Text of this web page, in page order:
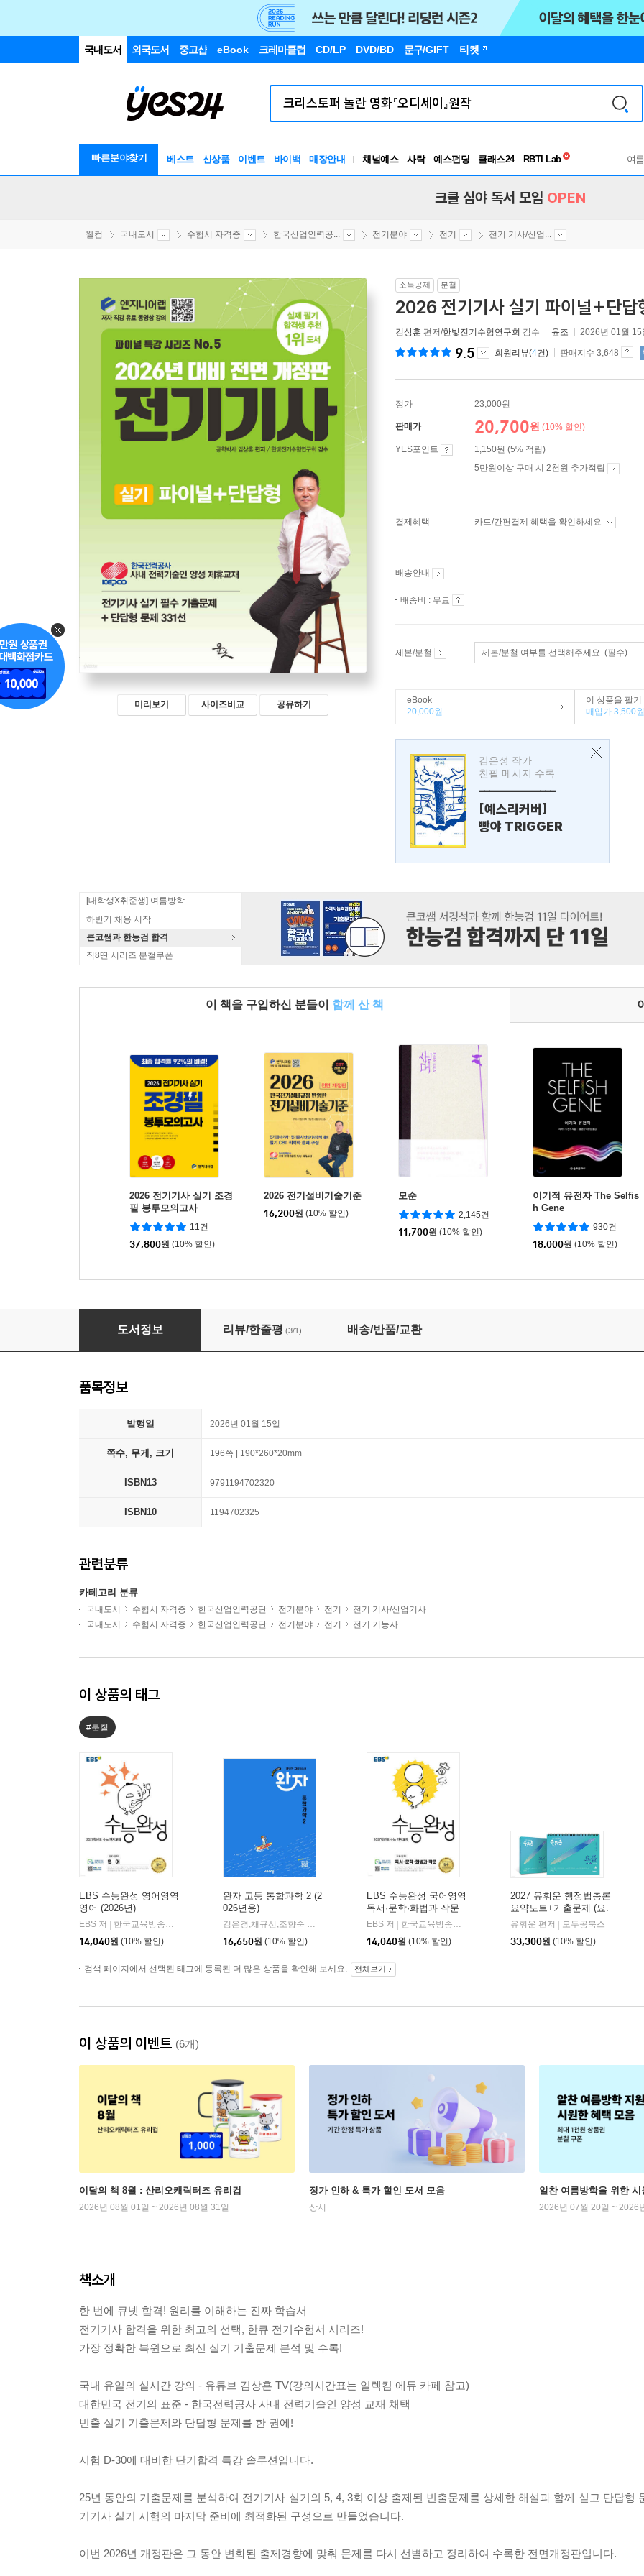
국내도서 외국도서 중고샵 eBook 크레마클럽 CD/LP DVD/BD 문구/GIFT 티켓
빠른분야찾기 베스트 신상품 이벤트 바이백 매장안내 채널예스 사락 예스펀딩 클래스24
독서유형검사
여
크클 심야 독서 모임 OPEN
웰컴 국내도서 수험서 자격증 한국산업인력공... 전기분야 전기 전기 기사/산업...
미리보기 사이즈비교 공유하기
소득공제 분철
2026 전기기사 실기 파이널+단답
김상훈 편저/한빛전기수험연구회 감수 윤조 2026년 01월 15
9.5 회원리뷰(4건) 판매지수 3,648
정가 23,000원
판매가 20,700원 (10% 할인)
YES포인트
1,150원 (5% 적립)
5만원이상 구매 시 2천원 추가적립
결제혜택 카드/간편결제 혜택을 확인하세요
배송안내
배송비 : 무료
제본/분철 제본/분철 여부를 선택해주세요. (필수)
eBook
20,000원
이 상품을 팔기
매입가 3,500원
김은성 작가
친필 메시지 수록
---------------
[예스리커버]
빵야 TRIGGER
[대학생X취준생] 여름방학
하반기 채용 시작
큰코쌤과 한능검 합격
직8딴 시리즈 분철쿠폰
이 책을 구입하신 분들이 함께 산 책
2026 전기기사 실기 조경
필 봉투모의고사
11건
37,800원 (10% 할인)
2026 전기설비기술기준
16,200원 (10% 할인)
모순
2,145건
11,700원 (10% 할인)
이기적 유전자 The Selfis
h Gene
930건
18,000원 (10% 할인)
2026 전기기사 실기 파이널+단답형
도서정보 리뷰/한줄평 (3/1) 배송/반품/교환
품목정보
발행일 2026년 01월 15일
쪽수, 무게, 크기 196쪽 | 190*260*20mm
ISBN13 9791194702320
ISBN10 1194702325
관련분류
카테고리 분류
국내도서 수험서 자격증 한국산업인력공단 전기분야 전기
전기 기사/산업기사
국내도서
수험서 자격증 한국산업인력공단 전기분야 전기 전기 기능사
이 상품의 태그
#분철
EBS 수능완성 영어영역
영어 (2026년)
EBS 저
한국교육방송공사
14,040원 (10% 할인)
완자 고등 통합과학 2 (2
026년용)
김은경,채규선,조향숙 등저
16,650원 (10% 할인)
EBS 수능완성 국어영역
독서·문학·화법과 작문
(2026년)
EBS 저
한국교육방송공사
14,040원 (10% 할인)
2027 유휘운 행정법총론
요약노트+기출문제 (요.
플.)
유휘운 편저
모두공북스
33,300원 (10% 할인)
검색 페이지에서 선택된 태그에 등록된 더 많은 상품을 확인해 보세요. 전체보기
이 상품의 이벤트 (6개)
이달의 책 8월 : 산리오캐릭터즈 유리컵
2026년 08월 01일 ~ 2026년 08월 31일
정가 인하 & 특가 할인 도서 모음
상시
알찬 여름방학을 위한 시
2026년 07월 20일 ~ 2026
책소개
한 번에 큐넷 합격! 원리를 이해하는 진짜 학습서
전기기사 합격을 위한 최고의 선택, 한큐 전기수험서 시리즈!
가장 정확한 복원으로 최신 실기 기출문제 분석 및 수록!
국내 유일의 실시간 강의 - 유튜브 김상훈 TV(강의시간표는 일렉킴 에듀 카페 참고)
대한민국 전기의 표준 - 한국전력공사 사내 전력기술인 양성 교재 채택
빈출 실기 기출문제와 단답형 문제를 한 권에!
시험 D-30에 대비한 단기합격 특강 솔루션입니다.
25년 동안의 기출문제를 분석하여 전기기사 실기의 5, 4, 3회 이상 출제된 빈출문제를 상세한 해설과 함께 싣고 단답형
기기사 실기 시험의 마지막 준비에 최적화된 구성으로 만들었습니다.
이번 2026년 개정판은 그 동안 변화된 출제경향에 맞춰 문제를 다시 선별하고 정리하여 수록한 전면개정판입니다.